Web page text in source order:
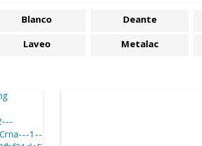
Blanco Deante
Laveo Metalac